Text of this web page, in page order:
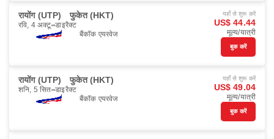
रायोंग (UTP) फुकेत (HKT)
रवि, 4 अक्टू॰ डाइरैक्ट
बैंकॉक एयरवेज
यहाँ से शुरू करें
US$ 44.44
मूल्य/यात्री
बुक करें
रायोंग (UTP) फुकेत (HKT)
शनि, 5 सित॰ डाइरैक्ट
बैंकॉक एयरवेज
यहाँ से शुरू करें
US$ 49.04
मूल्य/यात्री
बुक करें